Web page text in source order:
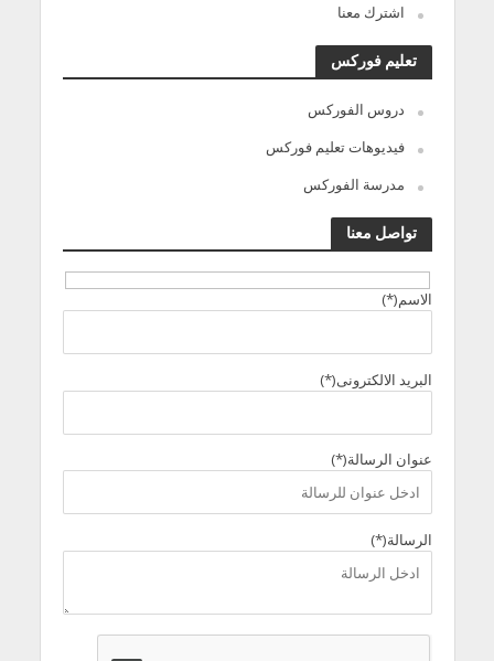
اشترك معنا
تعليم فوركس
دروس الفوركس
فيديوهات تعليم فوركس
مدرسة الفوركس
تواصل معنا
الاسم(*)
البريد الالكترونى(*)
عنوان الرسالة(*)
الرسالة(*)